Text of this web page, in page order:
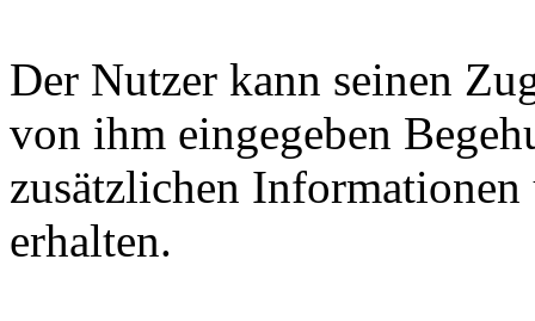
Der Nutzer kann seinen
von ihm eingegeben
zusätzlichen Informationen
erhalten.